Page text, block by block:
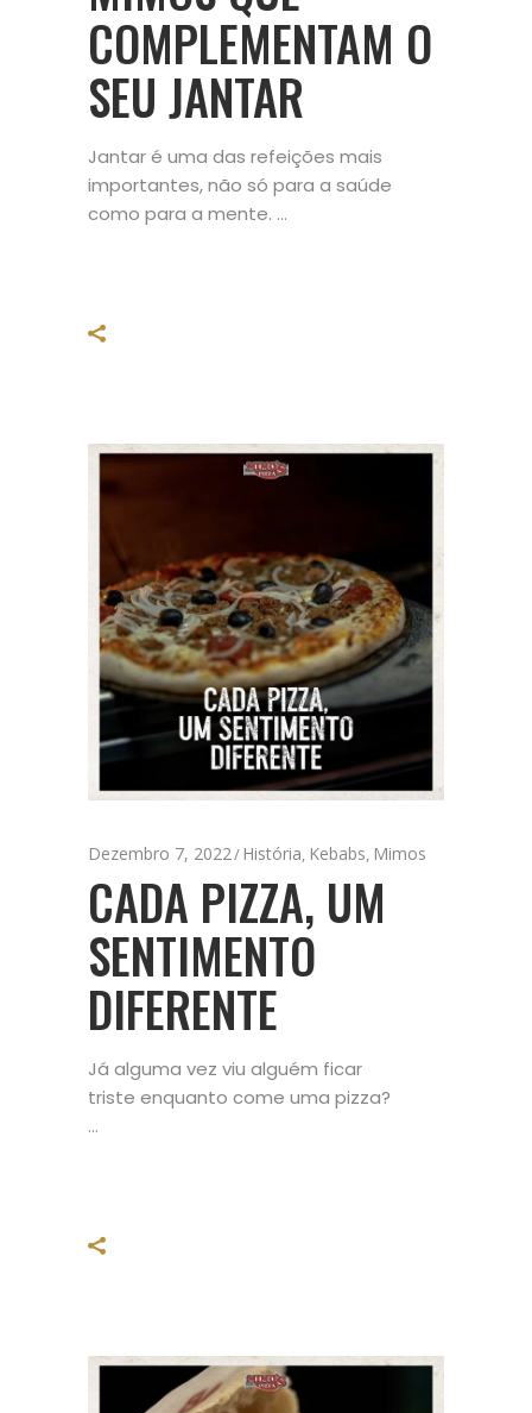
COMPLEMENTAM O
SEU JANTAR
Jantar é uma das refeições mais
importantes, não só para a saúde
como para a mente.
Dezembro 7, 2022 História, Kebabs, Mimos
CADA PIZZA, UM
SENTIMENTO
DIFERENTE
Já alguma vez viu alguém ficar
triste enquanto come uma pizza?